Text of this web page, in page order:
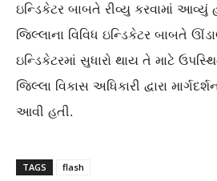
ઇન્ડિકેટર બાબતે રીવ્યુ કરવામાં આવ્યું
જિલ્લાના વિવિધ ઇન્ડિકેટર બાબતે
ઇન્ડિકેટરમાં સુધારો થાય તે માટે
જિલ્લા વિકાસ અધિકારી દ્વારા
આવી હતી.
TAGS flash